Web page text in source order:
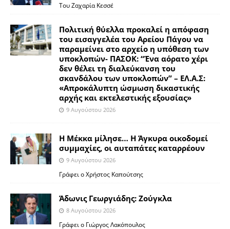
Του Ζαχαρία Κεσσέ
Πολιτική θύελλα προκαλεί η απόφαση
του εισαγγελέα του Αρείου Πάγου να
παραμείνει στο αρχείο η υπόθεση των
υποκλοπών- ΠΑΣΟΚ: “Ένα αόρατο χέρι
δεν θέλει τη διαλεύκανση του
σκανδάλου των υποκλοπών” – ΕΛ.Α.Σ:
«Απροκάλυπτη ώσμωση δικαστικής
αρχής και εκτελεστικής εξουσίας»
9 Αυγούστου 2026
Η Μέκκα μίλησε… Η Άγκυρα οικοδομεί
συμμαχίες, οι αυταπάτες καταρρέουν
9 Αυγούστου 2026
Γράφει ο Χρήστος Καπούτσης
Άδωνις Γεωργιάδης: Ζούγκλα
8 Αυγούστου 2026
Γράφει ο Γιώργος Λακόπουλος